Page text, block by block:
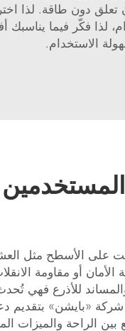
دون طاقة. لذا
لذا فكّر فيما
الاستخدام.
على الأسطح مثل
أو مقاومة
للأذرع فهي
«بايشن» بتقديم
بين الراحة والميزات